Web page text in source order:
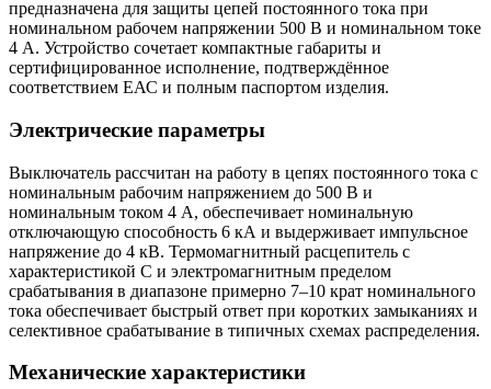
предназначена для защиты цепей постоянного тока при
номинальном рабочем напряжении 500 В и номинальном токе
4 А. Устройство сочетает компактные габариты и
сертифицированное исполнение, подтверждённое
соответствием ЕАС и полным паспортом изделия.
Электрические параметры
Выключатель рассчитан на работу в цепях постоянного тока с
номинальным рабочим напряжением до 500 В и
номинальным током 4 А, обеспечивает номинальную
отключающую способность 6 кА и выдерживает импульсное
напряжение до 4 кВ. Термомагнитный расцепитель с
характеристикой C и электромагнитным пределом
срабатывания в диапазоне примерно 7–10 крат номинального
тока обеспечивает быстрый ответ при коротких замыканиях и
селективное срабатывание в типичных схемах распределения.
Механические характеристики